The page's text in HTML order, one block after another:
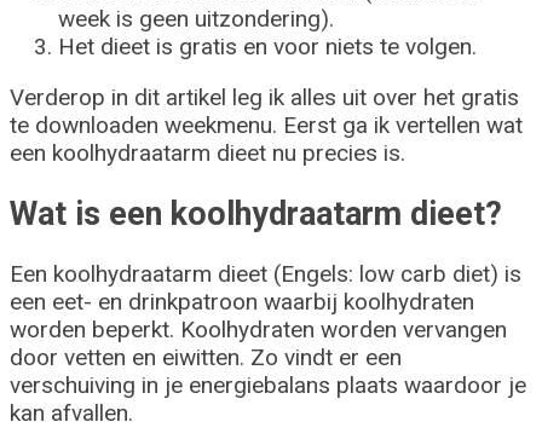
week is geen uitzondering).
Het dieet is gratis en voor niets te volgen.
Verderop in dit artikel leg ik alles uit over het gratis
te downloaden weekmenu. Eerst ga ik vertellen wat
een koolhydraatarm dieet nu precies is.
Wat is een koolhydraatarm dieet?
Een koolhydraatarm dieet (Engels: low carb diet) is
een eet- en drinkpatroon waarbij koolhydraten
worden beperkt. Koolhydraten worden vervangen
door vetten en eiwitten. Zo vindt er een
verschuiving in je energiebalans plaats waardoor je
kan afvallen.